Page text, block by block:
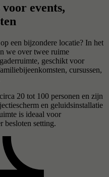
events,
een bijzondere locatie? In het
we over twee ruime
geschikt voor
cursussen,
20 tot 100 personen en zijn
en geluidsinstallatie
is ideaal voor
besloten setting.